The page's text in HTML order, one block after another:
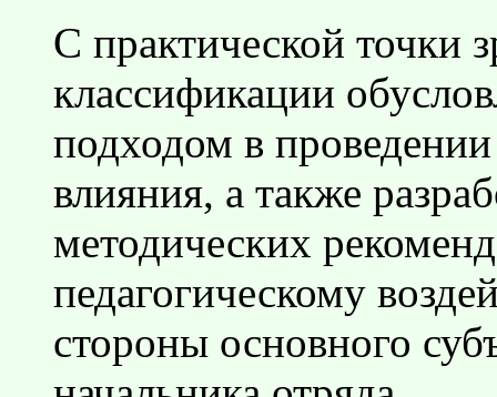
С практической точки
классификации
подходом в
влияния, а также
методических
педагогическому
стороны основного